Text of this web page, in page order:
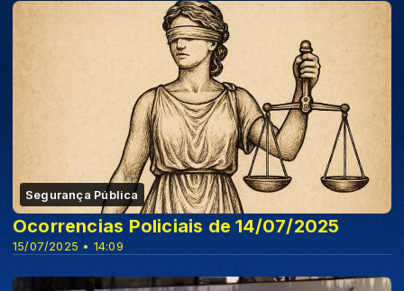
Segurança Pública
15/07/2025 • 14:09
Ocorrencias Policiais de 14/07/2025